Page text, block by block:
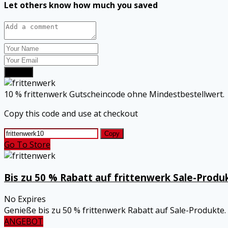
Let others know how much you saved
10 % frittenwerk Gutscheincode ohne Mindestbestellwert.
Copy this code and use at checkout
Copy
Go To Store
Bis zu 50 % Rabatt auf frittenwerk Sale-
No Expires
Genieße bis zu 50 % frittenwerk Rabatt auf Sale-Produkte.
ANGEBOT